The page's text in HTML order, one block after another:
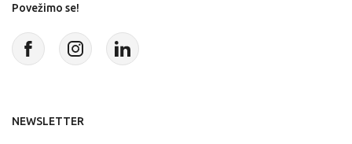
Povežimo se!
NEWSLETTER